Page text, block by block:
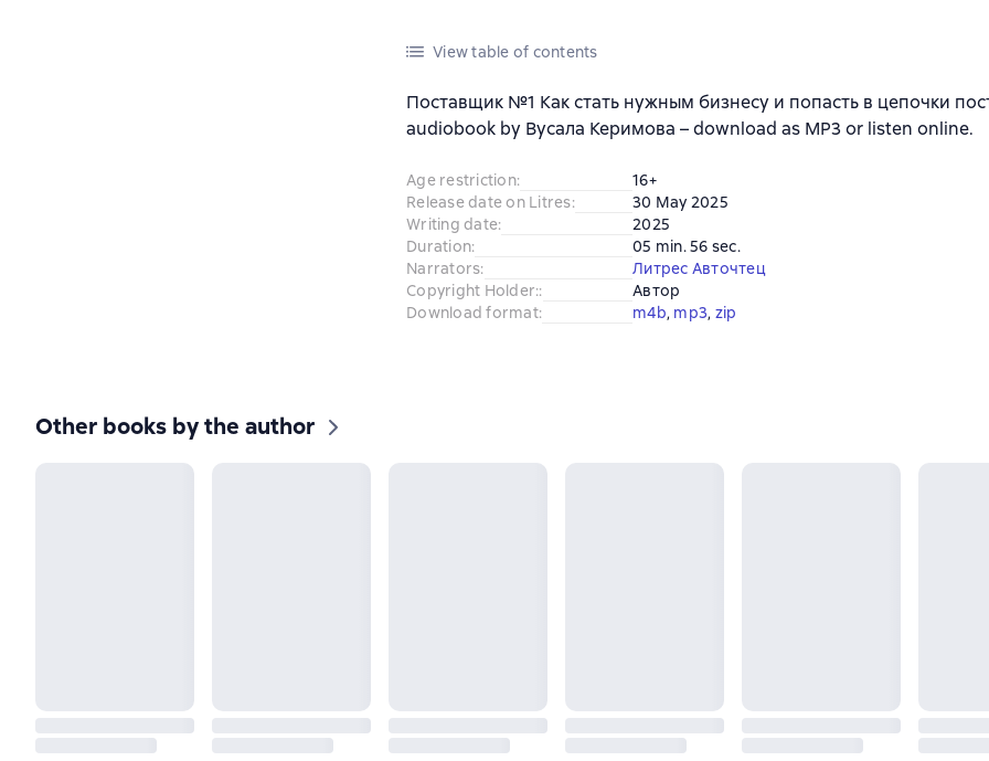
View table of contents
Поставщик №1 Как стать нужным бизнесу и попасть в цепочки
audiobook by Вусала Керимова – download as MP3 or listen online.
Age restriction:
16+
Release date on Litres:
30 May 2025
Writing date:
2025
Duration:
05 min. 56 sec.
Narrators:
Литрес Авточтец
Copyright Holder::
Автор
Download format: m4b, mp3, zip
Other books by the author